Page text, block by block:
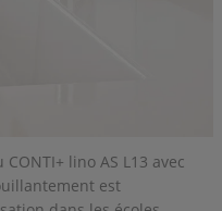
lino AS L13 avec
est